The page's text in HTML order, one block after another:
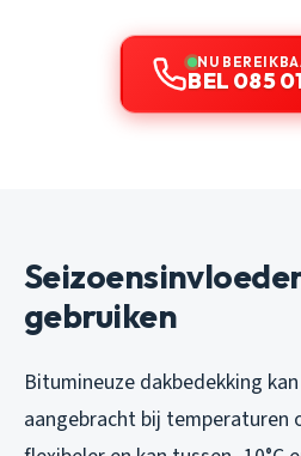
NU
BEL 085
gebruiken
Bitumineuze dakbedekking
aangebracht bij temperaturen